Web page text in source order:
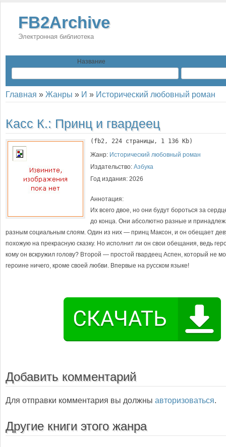
FB2Archive
Электронная библиотека
Название
Главная » Жанры » И » Исторический любовный роман
Касс К.: Принц и гвардеец
( fb2, 224 страницы, 1 136 Kb)
Жанр: Исторический любовный роман
Издательство: Азбука
Год издания: 2026
Аннотация:
Их всего двое, но они будут бороться за
до конца. Они абсолютно разные и
разным социальным слоям. Один из них — принц Максон, и он обещает
похожую на прекрасную сказку. Но исполнит ли он свои обещания, ведь
кому он вскружил голову? Второй — простой гвардеец Аспен, который не
героине ничего, кроме своей любви. Впервые на русском языке!
Добавить комментарий
Для отправки комментария вы должны авторизоваться.
Другие книги этого жанра